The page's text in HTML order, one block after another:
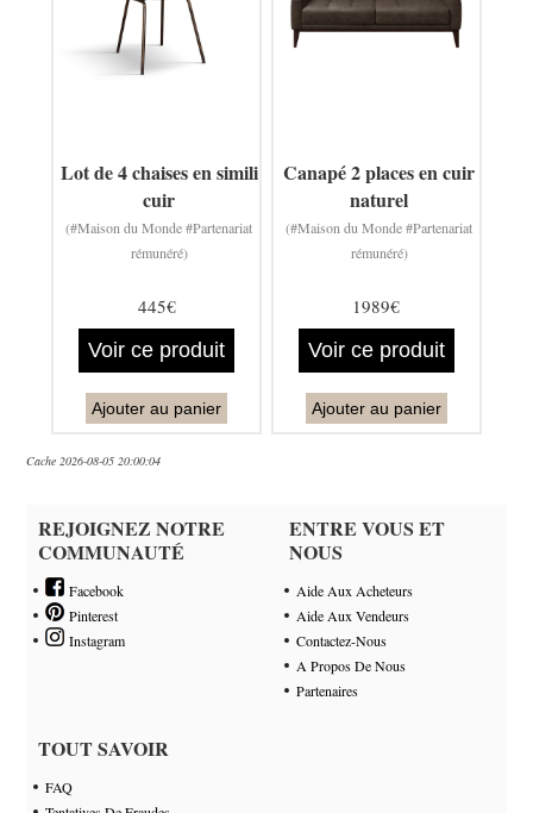
Lot de 4 chaises en simili
cuir
(#Maison du Monde #Partenariat
rémunéré)
445€
Voir ce produit
Ajouter au panier
Canapé 2 places en cuir
naturel
(#Maison du Monde #Partenariat
rémunéré)
1989€
Voir ce produit
Ajouter au panier
Cache 2026-08-05 20:00:04
REJOIGNEZ NOTRE
COMMUNAUTÉ
Facebook
Pinterest
Instagram
ENTRE VOUS ET
NOUS
Aide Aux Acheteurs
Aide Aux Vendeurs
Contactez-Nous
A Propos De Nous
Partenaires
TOUT SAVOIR
FAQ